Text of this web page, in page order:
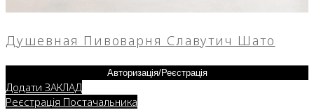
Душевная Пивоварня Славутич Шато
Авторизація/Реєстрація
Додати ЗАКЛАД
Реєстрація Постачальника